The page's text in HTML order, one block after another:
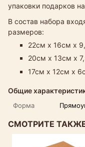
упаковки подарков
В состав набора
размеров:
22см х 16см х
20см х 13см х
17см х 12см х
Общие
Форма
СМОТРИТЕ